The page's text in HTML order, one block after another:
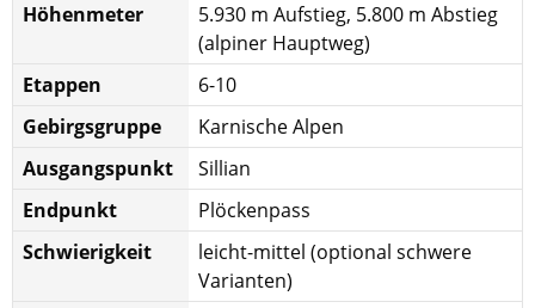
Höhenmeter
5.930 m Aufstieg, 5.800 m Abstieg
(alpiner Hauptweg)
Etappen
6-10
Gebirgsgruppe
Karnische Alpen
Ausgangspunkt
Sillian
Endpunkt
Plöckenpass
Schwierigkeit
leicht-mittel (optional schwere
Varianten)